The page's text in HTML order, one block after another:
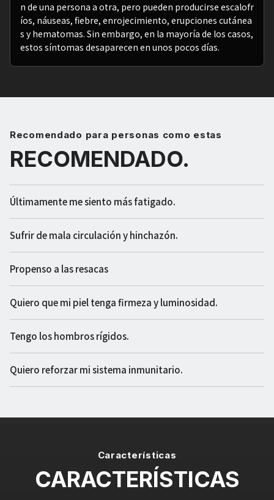
n de una persona a otra, pero pueden producirse escalofr
íos, náuseas, fiebre, enrojecimiento, erupciones cutánea
s y hematomas. Sin embargo, en la mayoría de los casos,
estos síntomas desaparecen en unos pocos días.
Recomendado para personas como estas
RECOMENDADO.
Últimamente me siento más fatigado.
Sufrir de mala circulación y hinchazón.
Propenso a las resacas
Quiero que mi piel tenga firmeza y luminosidad.
Tengo los hombros rígidos.
Quiero reforzar mi sistema inmunitario.
Características
CARACTERÍSTICAS